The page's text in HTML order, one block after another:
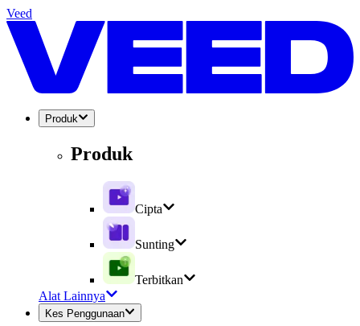
Veed
Produk
Produk
Cipta
Sunting
Terbitkan
Alat Lainnya
Kes Penggunaan